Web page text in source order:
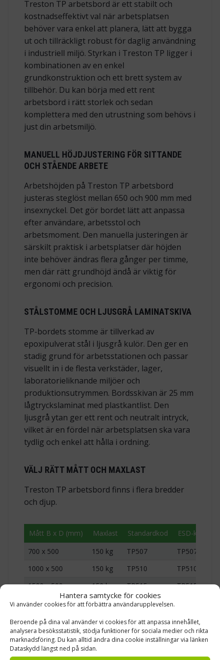
Hantera samtycke för cookies
Vi använder cookies för att förbättra användarupplevelsen.
Beroende på dina val använder vi cookies för att anpassa innehållet,
analysera besöksstatistik, stödja funktioner för sociala medier och rikta
marknadsföring. Du kan alltid ändra dina cookie inställningar via länken
Dataskydd längst ned på sidan.
Treston TP arbetsbord är ett stabilt och
kostnadseffektivt val när arbetsplatsen
behöver vara enkel att planera, lätt att bygga
ut och tillräckligt robust för daglig användning
i industriell miljö. Styrkan i Treston TP ligger i
kombinationen av en enkel
grundkonstruktion och ett brett system av
tillbehör. Du kan börja med ett rent
arbetsbord i rätt storlek och sedan
komplettera med den utrustning som behövs i
just din arbetsmiljö.
MANUELL HÖJDJUSTERING FÖR SITTANDE
OCH STÅENDE ARBETE
Arbetshöjden på Treston TP arbetsbord
justeras steglöst mellan 650 och 900 mm med
insexnyckel. Det gör bordet lätt att anpassa
efter användare, arbetsstol och
arbetsmoment. Den manuella justeringen är
särskilt praktisk i arbetsplatser där höjden
inte behöver ändras flera gånger per timme,
men där rätt grundhöjd ändå är viktig för
ergonomi och precision.
STÅLSTOMME OCH LJUSGRÅ LAMINATSKIVA
TP-bordets stomme är tillverkad av
epoxipulverat stål i ljusgrå kulör. Den ger en
stadig grund för arbetsstationen och passar
visuellt in i de flesta verkstäder, lager,
laboratorieliknande miljöer och
produktionsutrymmen. Bordsskivan är 25 mm
lågtryckslaminat med plastkantlist. Den
ljusgrå ytan ger ett rent och neutralt intryck,
vilket är en fördel när arbetsplatsen ska vara
tydlig och enkel att hålla i ordning.
VÄLJ RÄTT MÅTT OCH MAXLAST
Treston TP arbetsbord finns i flera bredder
och djup.
Mått B x D (mm) Maxlast Standardkod
ESD-kod
700 x 500
150 kg TP507
TP507 ESD
1000 x 500
150 kg TP510
TP510 ESD
1500 x 500
150 kg TP515
TP515 ESD
1000 x 700
300 kg TP710
1200 x 700
300 kg TP712
TP712 ESD
1500 x 700
300 kg TP715
TP715 ESD
1800 x 700
300 kg TP718
TP718 ESD